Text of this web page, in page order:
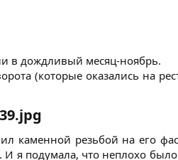
в дождливый месяц-ноябрь.
(которые оказались на
каменной резьбой на его
я подумала, что неплохо